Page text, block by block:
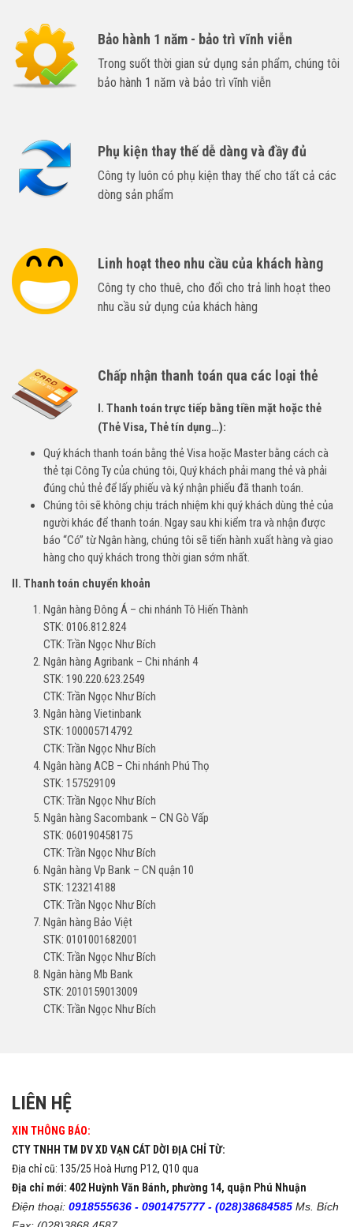
Bảo hành 1 năm - bảo trì vĩnh viễn
Trong suốt thời gian sử dụng sản phẩm, chúng tôi
bảo hành 1 năm và bảo trì vĩnh viễn
Phụ kiện thay thế dễ dàng và đầy đủ
Công ty luôn có phụ kiện thay thế cho tất cả các
dòng sản phẩm
Linh hoạt theo nhu cầu của khách hàng
Công ty cho thuê, cho đổi cho trả linh hoạt theo
nhu cầu sử dụng của khách hàng
Chấp nhận thanh toán qua các loại thẻ
I. Thanh toán trực tiếp bằng tiền mặt hoặc thẻ
(Thẻ Visa, Thẻ tín dụng…):
Quý khách thanh toán bằng thẻ Visa hoặc Master bằng cách cà
thẻ tại Công Ty của chúng tôi, Quý khách phải mang thẻ và phải
đúng chủ thẻ để lấy phiếu và ký nhận phiếu đã thanh toán.
Chúng tôi sẽ không chịu trách nhiệm khi quý khách dùng thẻ của
người khác để thanh toán. Ngay sau khi kiểm tra và nhận được
báo “Có” từ Ngân hàng, chúng tôi sẽ tiến hành xuất hàng và giao
hàng cho quý khách trong thời gian sớm nhất.
II. Thanh toán chuyển khoản
Ngân hàng Đông Á – chi nhánh Tô Hiến Thành
STK: 0106.812.824
CTK: Trần Ngọc Như Bích
Ngân hàng Agribank – Chi nhánh 4
STK: 190.220.623.2549
CTK: Trần Ngọc Như Bích
Ngân hàng Vietinbank
STK: 100005714792
CTK: Trần Ngọc Như Bích
Ngân hàng ACB – Chi nhánh Phú Thọ
STK: 157529109
CTK: Trần Ngọc Như Bích
Ngân hàng Sacombank – CN Gò Vấp
STK: 060190458175
CTK: Trần Ngọc Như Bích
Ngân hàng Vp Bank – CN quận 10
STK: 123214188
CTK: Trần Ngọc Như Bích
Ngân hàng Bảo Việt
STK: 0101001682001
CTK: Trần Ngọc Như Bích
Ngân hàng Mb Bank
STK: 2010159013009
CTK: Trần Ngọc Như Bích
LIÊN HỆ
XIN THÔNG BÁO:
CTY TNHH TM DV XD VẠN CÁT DỜI ĐỊA CHỈ TỪ:
Địa chỉ cũ: 135/25 Hoà Hưng P12, Q10 qua
Địa chỉ mới: 402 Huỳnh Văn Bánh, phường 14, quận Phú Nhuận
Điện thoại: 0918555636 - 0901475777 - (028)38684585 Ms. Bích